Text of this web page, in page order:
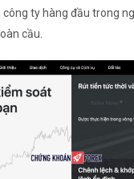
ty hàng đầu trong
cầu.